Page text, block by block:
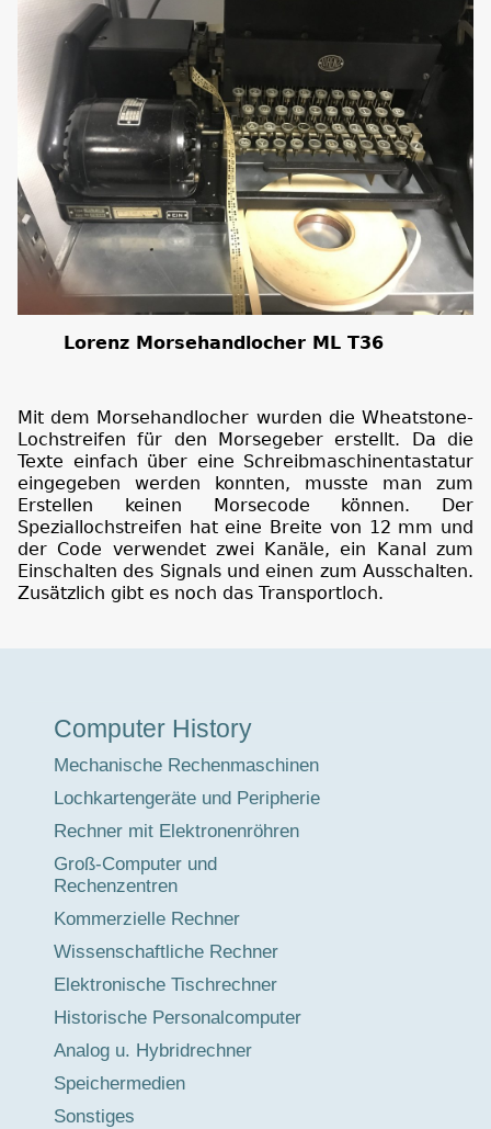
Lorenz Morsehandlocher ML T36
Mit dem Morsehandlocher wurden die Wheatstone-
Lochstreifen für den Morsegeber erstellt. Da die
Texte einfach über eine Schreibmaschinentastatur
eingegeben werden konnten, musste man zum
Erstellen keinen Morsecode können. Der
Speziallochstreifen hat eine Breite von 12 mm und
der Code verwendet zwei Kanäle, ein Kanal zum
Einschalten des Signals und einen zum Ausschalten.
Zusätzlich gibt es noch das Transportloch.
Computer History
Mechanische Rechenmaschinen
Lochkartengeräte und Peripherie
Rechner mit Elektronenröhren
Groß-Computer und
Rechenzentren
Kommerzielle Rechner
Wissenschaftliche Rechner
Elektronische Tischrechner
Historische Personalcomputer
Analog u. Hybridrechner
Speichermedien
Sonstiges